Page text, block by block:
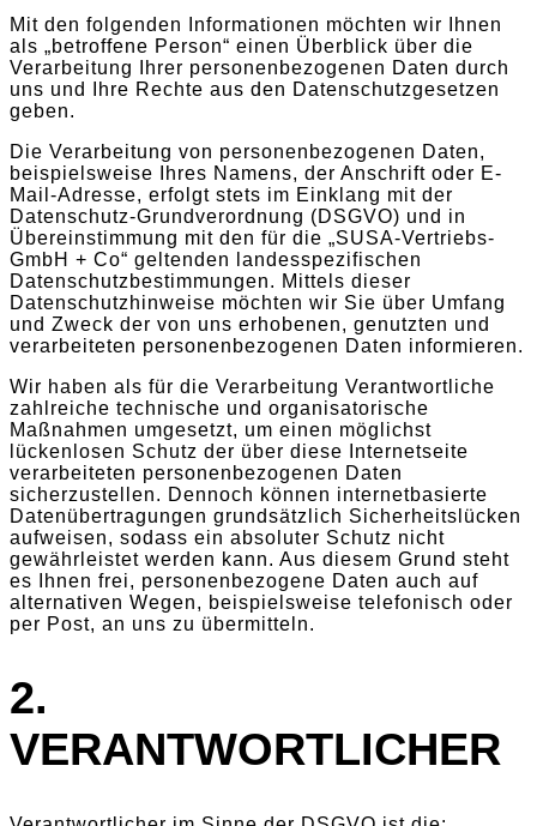
Mit den folgenden Informationen möchten wir Ihnen
als „betroffene Person“ einen Überblick über die
Verarbeitung Ihrer personenbezogenen Daten durch
uns und Ihre Rechte aus den Datenschutzgesetzen
geben.
Die Verarbeitung von personenbezogenen Daten,
beispielsweise Ihres Namens, der Anschrift oder E-
Mail-Adresse, erfolgt stets im Einklang mit der
Datenschutz-Grundverordnung (DSGVO) und in
Übereinstimmung mit den für die „SUSA-Vertriebs-
GmbH + Co“ geltenden landesspezifischen
Datenschutzbestimmungen. Mittels dieser
Datenschutzhinweise möchten wir Sie über Umfang
und Zweck der von uns erhobenen, genutzten und
verarbeiteten personenbezogenen Daten informieren.
Wir haben als für die Verarbeitung Verantwortliche
zahlreiche technische und organisatorische
Maßnahmen umgesetzt, um einen möglichst
lückenlosen Schutz der über diese Internetseite
verarbeiteten personenbezogenen Daten
sicherzustellen. Dennoch können internetbasierte
Datenübertragungen grundsätzlich Sicherheitslücken
aufweisen, sodass ein absoluter Schutz nicht
gewährleistet werden kann. Aus diesem Grund steht
es Ihnen frei, personenbezogene Daten auch auf
alternativen Wegen, beispielsweise telefonisch oder
per Post, an uns zu übermitteln.
2.
VERANTWORTLICHER